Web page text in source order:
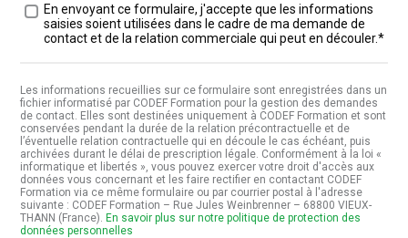
Traitement des données *
En envoyant ce formulaire, j'accepte que les informations
saisies soient utilisées dans le cadre de ma demande de
contact et de la relation commerciale qui peut en découler.*
Les informations recueillies sur ce formulaire sont enregistrées dans un
fichier informatisé par CODEF Formation pour la gestion des demandes
de contact. Elles sont destinées uniquement à CODEF Formation et sont
conservées pendant la durée de la relation précontractuelle et de
l’éventuelle relation contractuelle qui en découle le cas échéant, puis
archivées durant le délai de prescription légale. Conformément à la loi «
informatique et libertés », vous pouvez exercer votre droit d'accès aux
données vous concernant et les faire rectifier en contactant CODEF
Formation via ce même formulaire ou par courrier postal à l'adresse
suivante : CODEF Formation – Rue Jules Weinbrenner – 68800 VIEUX-
THANN (France). En savoir plus sur notre politique de protection des
données personnelles